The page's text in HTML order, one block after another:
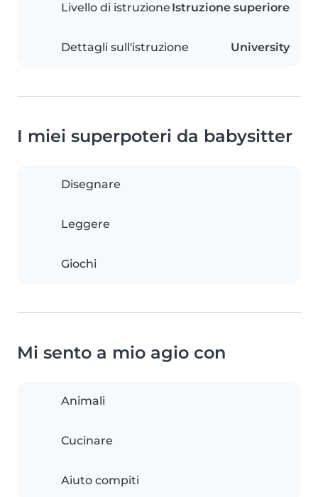
Livello di istruzione Istruzione superiore
Dettagli sull'istruzione University
I miei superpoteri da babysitter
Disegnare
Leggere
Giochi
Mi sento a mio agio con
Animali
Cucinare
Aiuto compiti